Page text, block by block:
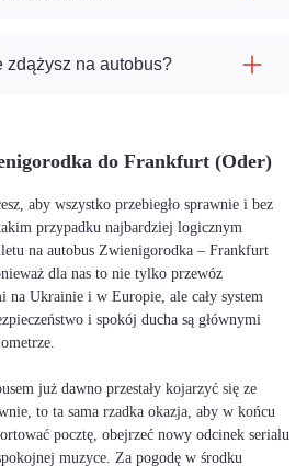
zdążysz na autobus?
do Frankfurt (Oder)
aby wszystko przebiegło sprawnie i bez
przypadku najbardziej logicznym
na autobus Zwienigorodka – Frankfurt
dla nas to nie tylko przewóz
na Ukrainie i w Europie, ale cały system
i spokój ducha są głównymi
już dawno przestały kojarzyć się ze
to ta sama rzadka okazja, aby w końcu
pocztę, obejrzeć nowy odcinek serialu
muzyce. Za pogodę w środku